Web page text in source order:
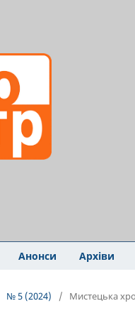
Анонси Архіви
№ 5 (2024) / Мистецька